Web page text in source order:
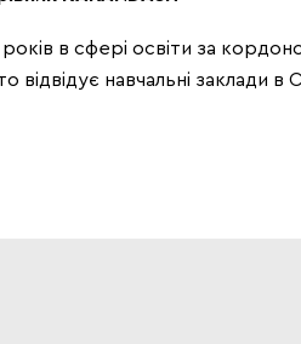
в сфері освіти за
відвідує навчальні заклади